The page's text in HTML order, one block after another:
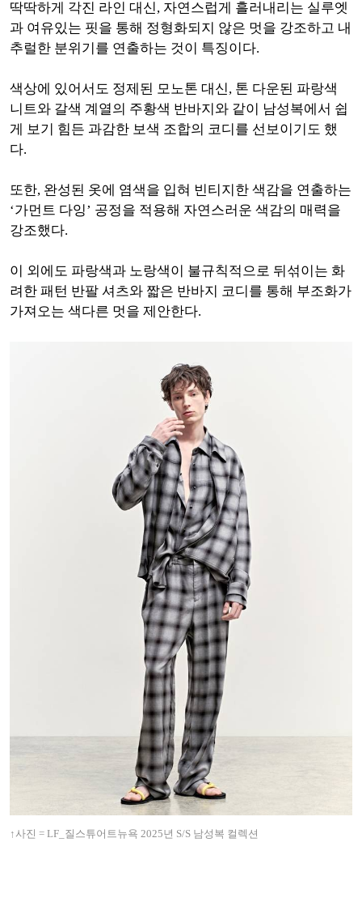
딱딱하게 각진 라인 대신, 자연스럽게 흘러내리는 실루엣
과 여유있는 핏을 통해 정형화되지 않은 멋을 강조하고 내
추럴한 분위기를 연출하는 것이 특징이다.
색상에 있어서도 정제된 모노톤 대신, 톤 다운된 파랑색
니트와 갈색 계열의 주황색 반바지와 같이 남성복에서 쉽
게 보기 힘든 과감한 보색 조합의 코디를 선보이기도 했
다.
또한, 완성된 옷에 염색을 입혀 빈티지한 색감을 연출하는
‘가먼트 다잉’ 공정을 적용해 자연스러운 색감의 매력을
강조했다.
이 외에도 파랑색과 노랑색이 불규칙적으로 뒤섞이는 화
려한 패턴 반팔 셔츠와 짧은 반바지 코디를 통해 부조화가
가져오는 색다른 멋을 제안한다.
↑사진 = LF_질스튜어트뉴욕 2025년 S/S 남성복 컬렉션